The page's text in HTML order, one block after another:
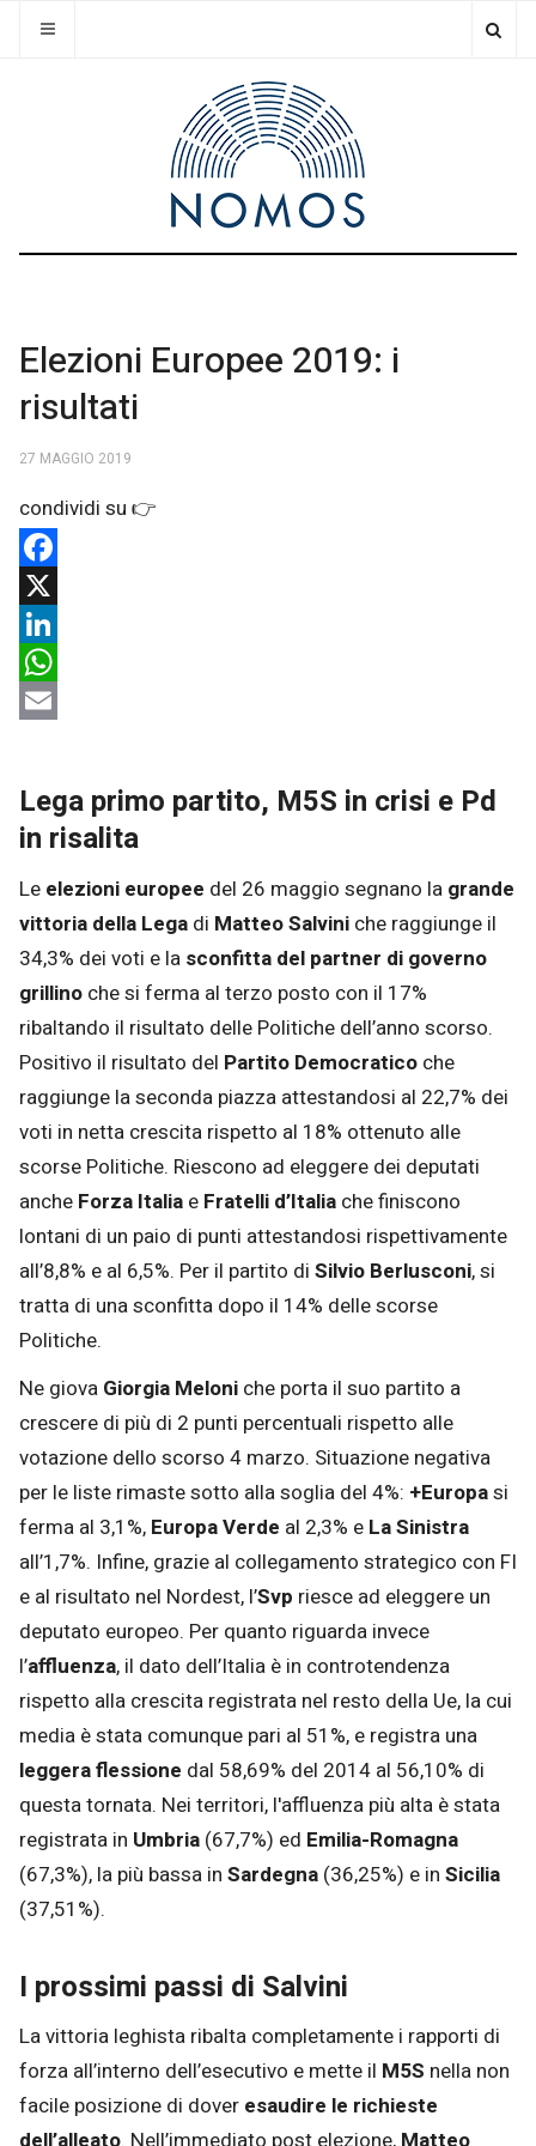
Elezioni Europee 2019: i
risultati
27 MAGGIO 2019
Facebook
X
LinkedIn
WhatsApp
Lega primo partito, M5S in crisi e Pd
in risalita
Le elezioni europee del 26 maggio segnano la grande
vittoria della Lega di Matteo Salvini che raggiunge il
34,3% dei voti e la sconfitta del partner di governo
grillino che si ferma al terzo posto con il 17%
ribaltando il risultato delle Politiche dell’anno scorso.
Positivo il risultato del Partito Democratico che
raggiunge la seconda piazza attestandosi al 22,7% dei
voti in netta crescita rispetto al 18% ottenuto alle
scorse Politiche. Riescono ad eleggere dei deputati
anche Forza Italia e Fratelli d’Italia che finiscono
lontani di un paio di punti attestandosi rispettivamente
all’8,8% e al 6,5%. Per il partito di Silvio Berlusconi, si
tratta di una sconfitta dopo il 14% delle scorse
Politiche.
Ne giova Giorgia Meloni che porta il suo partito a
crescere di più di 2 punti percentuali rispetto alle
votazione dello scorso 4 marzo. Situazione negativa
per le liste rimaste sotto alla soglia del 4%: +Europasi
ferma al 3,1%, Europa Verde al 2,3% e La Sinistra
all’1,7%. Infine, grazie al collegamento strategico con FI
e al risultato nel Nordest, l’Svp riesce ad eleggere un
deputato europeo. Per quanto riguarda invece
l’affluenza, il dato dell’Italia è in controtendenza
rispetto alla crescita registrata nel resto della Ue, la cui
media è stata comunque pari al 51%, e registra una
leggera flessione dal 58,69% del 2014 al 56,10% di
questa tornata. Nei territori, l'affluenza più alta è stata
registrata in Umbria (67,7%) ed Emilia-Romagna
(67,3%), la più bassa in Sardegna (36,25%) e in Sicilia
(37,51%).
I prossimi passi di Salvini
La vittoria leghista ribalta completamente i rapporti di
forza all’interno dell’esecutivo e mette il M5S nella non
facile posizione di dover esaudire le richieste